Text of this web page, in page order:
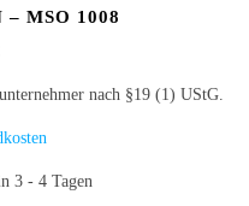
MSO 1008
nach §19 (1) UStG.
3 - 4 Tagen